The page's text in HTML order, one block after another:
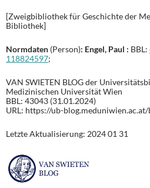
[Zweigbibliothek für Geschichte der
Bibliothek]
Normdaten (Person): Engel, Paul : BBL:
118824597;
VAN SWIETEN BLOG der
Medizinischen Universität Wien
BBL: 43043 (31.01.2024)
URL: https://ub-
Letzte Aktualisierung: 2024 01 31